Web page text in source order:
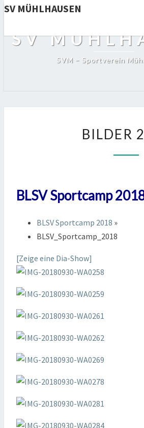
SV MÜHLHAUSEN
SV
SVM – Sportverein
BILDER
BLSV Sportcamp
BLSV Sportcamp 2018 »
BLSV_Sportcamp_2018
[Zeige eine Dia-Show]